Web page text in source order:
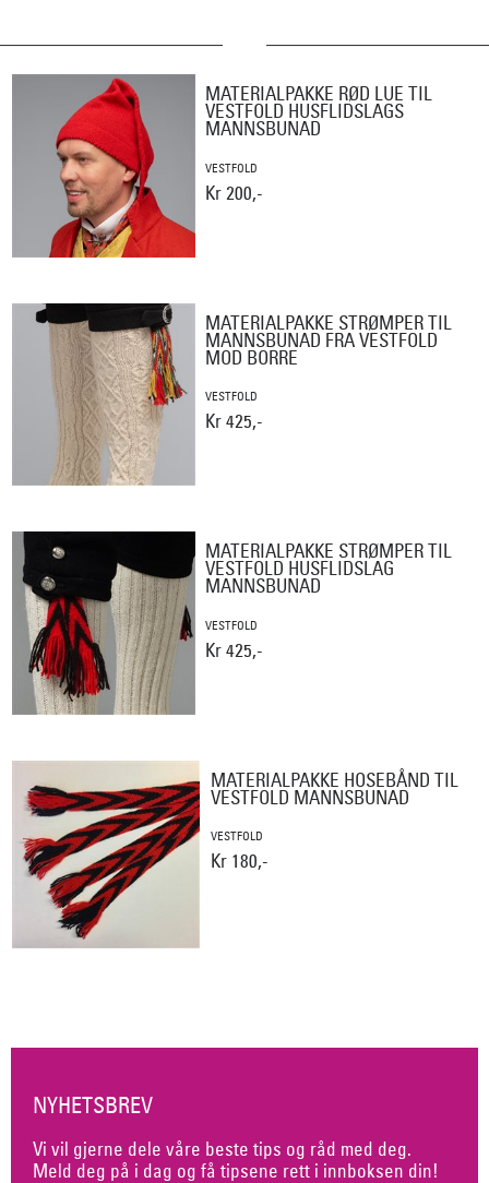
MATERIALPAKKE RØD LUE TIL
VESTFOLD HUSFLIDSLAGS
MANNSBUNAD
VESTFOLD
Kr 200,-
MATERIALPAKKE STRØMPER TIL
MANNSBUNAD FRA VESTFOLD
MOD BORRE
VESTFOLD
Kr 425,-
MATERIALPAKKE STRØMPER TIL
VESTFOLD HUSFLIDSLAG
MANNSBUNAD
VESTFOLD
Kr 425,-
MATERIALPAKKE HOSEBÅND TIL
VESTFOLD MANNSBUNAD
VESTFOLD
Kr 180,-
NYHETSBREV
Vi vil gjerne dele våre beste tips og råd med deg.
Meld deg på i dag og få tipsene rett i innboksen din!